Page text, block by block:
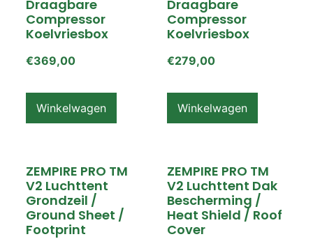
Draagbare
Compressor
Koelvriesbox
€369,00
Winkelwagen
Draagbare
Compressor
Koelvriesbox
€279,00
Winkelwagen
ZEMPIRE PRO TM
V2 Luchttent
Grondzeil /
Ground Sheet /
Footprint
ZEMPIRE PRO TM
V2 Luchttent Dak
Bescherming /
Heat Shield / Roof
Cover